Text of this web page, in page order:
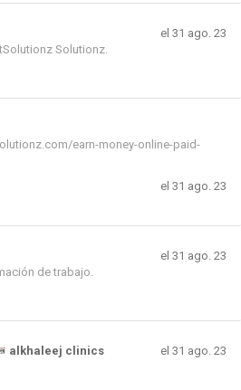
Solutionz.
el 31 ago. 23
earn-money-online-paid-
el 31 ago. 23
de trabajo.
el 31 ago. 23
alkhaleej clinics el 31 ago. 23